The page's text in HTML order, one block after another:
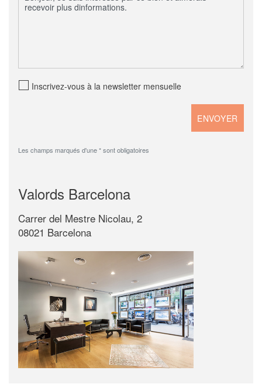
Inscrivez-vous à la newsletter mensuelle
Les champs marqués d'une * sont obligatoires
Valords Barcelona
Carrer del Mestre Nicolau, 2
08021 Barcelona